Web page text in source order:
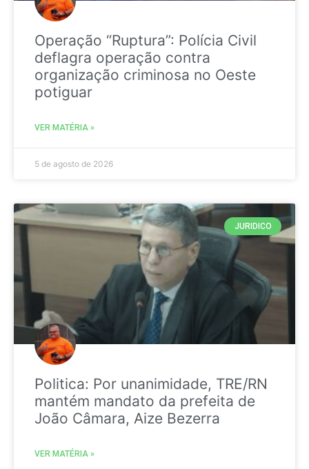
Operação “Ruptura”: Polícia Civil
deflagra operação contra
organização criminosa no Oeste
potiguar
VER MATÉRIA »
5 de agosto de 2026
JURIDICO
Politica: Por unanimidade, TRE/RN
mantém mandato da prefeita de
João Câmara, Aize Bezerra
VER MATÉRIA »